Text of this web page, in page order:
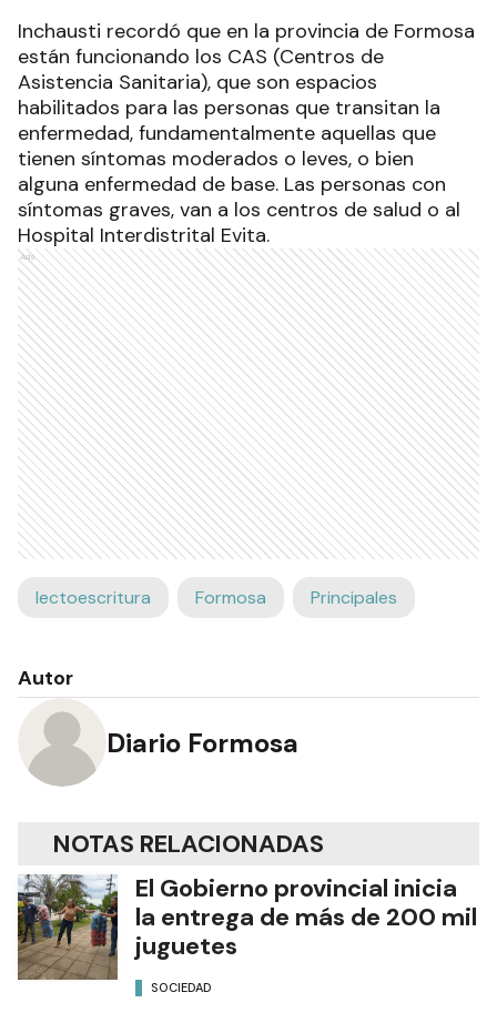
Inchausti recordó que en la provincia de Formosa
están funcionando los CAS (Centros de
Asistencia Sanitaria), que son espacios
habilitados para las personas que transitan la
enfermedad, fundamentalmente aquellas que
tienen síntomas moderados o leves, o bien
alguna enfermedad de base. Las personas con
síntomas graves, van a los centros de salud o al
Hospital Interdistrital Evita.
Ads
lectoescritura Formosa Principales
Autor
Diario Formosa
NOTAS RELACIONADAS
El Gobierno provincial inicia
la entrega de más de 200 mil
juguetes
SOCIEDAD